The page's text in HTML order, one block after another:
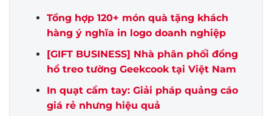
Tổng hợp 120+ món quà tặng khách
hàng ý nghĩa in logo doanh nghiệp
[GIFT BUSINESS] Nhà phân phối đồng
hồ treo tường Geekcook tại Việt Nam
In quạt cầm tay: Giải pháp quảng cáo
giá rẻ nhưng hiệu quả